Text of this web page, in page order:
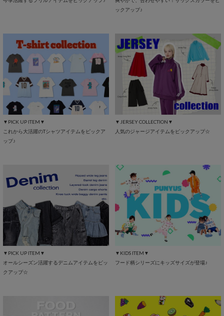
ックアップ♪
▼PICK UP ITEM▼
これから大活躍のTシャツアイテムをピックア
ップ♪
▼JERSEY COLLECTION▼
人気のジャージアイテムをピックアップ☆
▼PICK UP ITEM▼
オールシーズン活躍するデニムアイテムをピッ
クアップ☆
▼KIDS ITEM▼
フード柄シリーズにキッズサイズが登場♪